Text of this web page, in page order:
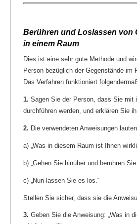
Berühren und Loslassen von
in einem Raum
Dies ist eine sehr gute Methode und
Person bezüglich der Gegenstände im
Das Verfahren funktioniert
1. Sagen Sie der Person, dass Sie mit
durchführen werden, und erklären Sie
2. Die verwendeten Anweisungen
a) „Was in diesem Raum ist Ihnen
b) „Gehen Sie hinüber und berühren Sie
c) „Nun lassen Sie es los.“
Stellen Sie sicher, dass sie die
3. Geben Sie die Anweisung: „Was in